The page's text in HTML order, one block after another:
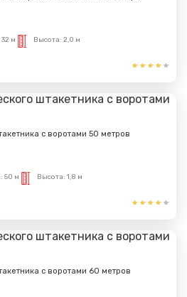
32 м Высота: 2,0 м
с воротами 50 метров
50 м Высота: 1,8 м
с воротами 60 метров